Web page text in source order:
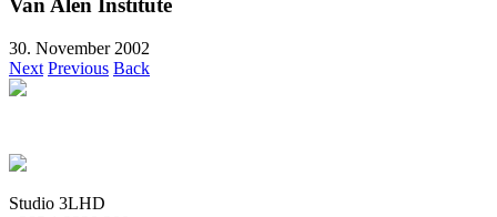
Van Alen Institute
30. November 2002
Next Previous Back
Studio 3LHD